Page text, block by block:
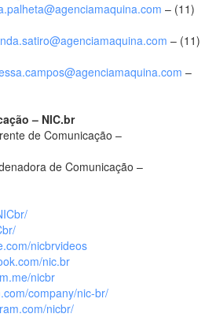
– (11)
– (11)
–
– NIC.br
de Comunicação –
de Comunicação –
nicbrvideos
nic.br
nicbr
company/nic-br/
nicbr/